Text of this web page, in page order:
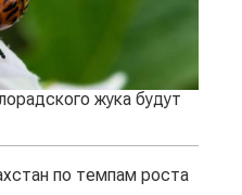
жука будут
по темпам роста